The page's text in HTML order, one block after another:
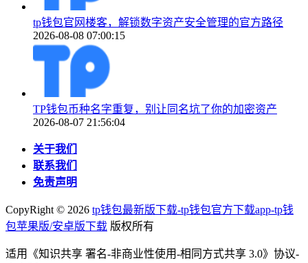
tp钱包官网楼客，解锁数字资产安全管理的官方路径
2026-08-08 07:00:15
TP钱包币种名字重复，别让同名坑了你的加密资产
2026-08-07 21:56:04
关于我们
联系我们
免责声明
CopyRight © 2026 tp钱包最新版下载-tp钱包官方下载app-tp钱
包苹果版/安卓版下载 版权所有
适用《知识共享 署名-非商业性使用-相同方式共享 3.0》协议-